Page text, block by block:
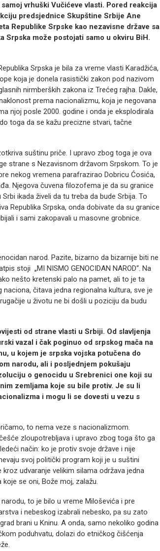
vrhuški Vučićeve vlasti. Pored reakcija
predsjednice Skupštine Srbije Ane
Republike Srpske kao nezavisne države sa
Srpska može postojati samo u okviru BiH.
Srpska je bila za vreme vlasti Karadžića,
koja je donela rasistički zakon pod nazivom
nirmberških zakona iz Trećeg rajha. Dakle,
prema nacionalizmu, koja je negovana
njoj posle 2000. godine i onda je eksplodirala
toga da se kažu precizne stvari, tačne
suštinu priče. I upravo zbog toga je ova
strane s Nezavisnom državom Srpskom. To je
nekog vremena parafrazirao Dobricu Ćosića,
Njegova čuvena filozofema je da su granice
ikada živeli da tu treba da bude Srbija. To
Republika Srpska, onda dobivate da su granice
i sami zakopavali u masovne grobnice.
narod. Pazite, bizarno da bizarnije biti ne
stoji „MI NISMO GENOCIDAN NAROD“. Na
nešto kretenski palo na pamet, ali to je ta
čitava jedna regionalna kultura, sve je
u životu ne bi došli u poziciju da budu
od strane vlasti u Srbiji. Od slavljenja
vazal i čak poginuo od srpskog mača na
u kojem je srpska vojska potučena do
narodu, ali i posljednjem pokušaju
o genocidu u Srebrenici one koji su
zemljama koje su bile protiv. Je su li
i mogu li se dovesti u vezu s
to nema veze s nacionalizmom.
zloupotrebljava i upravo zbog toga što ga
način: ko je protiv svoje države i nije
svoj politički program koji je u suštini
udvaranje velikim silama održava jedna
se oni, Bože moj, zalažu.
to je bilo u vreme Miloševića i pre
i nebeskog izabrali nebesko, pa su zato
brani u Kninu. A onda, samo nekoliko godina
poduhvatu, dolazi do etničkog čišćenja